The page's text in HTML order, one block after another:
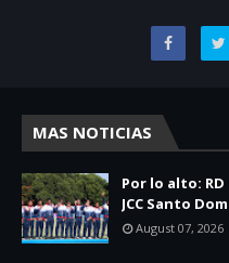
MAS NOTICIAS
Por lo alto:
JCC Santo
August 07, 2026